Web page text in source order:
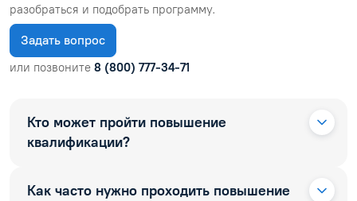
разобраться и подобрать программу.
Задать вопрос
или позвоните 8 (800) 777-34-71
Кто может пройти повышение
квалификации?
Как часто нужно проходить повышение